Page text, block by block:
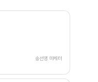
송선영 마케터